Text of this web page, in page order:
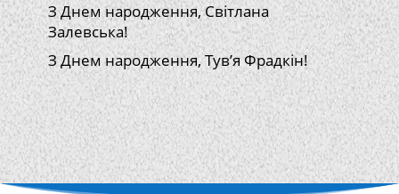
З Днем народження, Світлана
Залевська!
З Днем народження, Тув’я Фрадкін!